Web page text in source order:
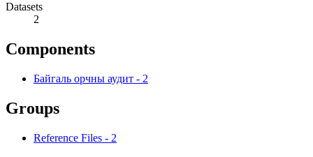
Datasets
2
Components
Байгаль орчны аудит - 2
Groups
Reference Files - 2